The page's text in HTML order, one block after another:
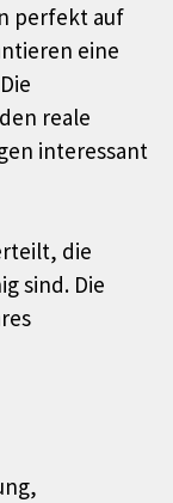
perfekt auf
eine
reale
interessant
die
sind. Die